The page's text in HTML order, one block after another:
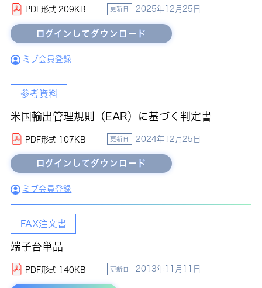
PDF形式 209KB 更新日 2025年12月25日
ミブ会員登録
参考資料
米国輸出管理規則（EAR）に基づく判定書
PDF形式 107KB 更新日 2024年12月25日
ミブ会員登録
FAX注文書
端子台単品
PDF形式 140KB 更新日 2013年11月11日